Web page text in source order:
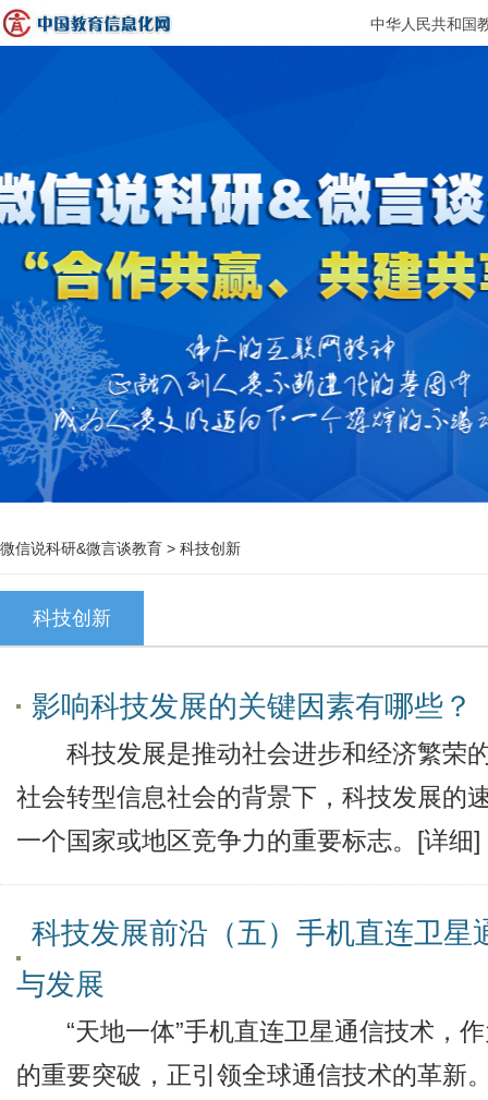
中华人民共和国
微信说科研&微言谈教育 > 科技创新
科技创新
影响科技发展的关键因素有哪些？
科技发展是推动社会进步和经济繁荣
社会转型信息社会的背景下，科技发展的
一个国家或地区竞争力的重要标志。 [详细]
科技发展前沿（五）手机直连卫星
与发展
“天地一体”手机直连卫星通信技术，作
的重要突破，正引领全球通信技术的革新